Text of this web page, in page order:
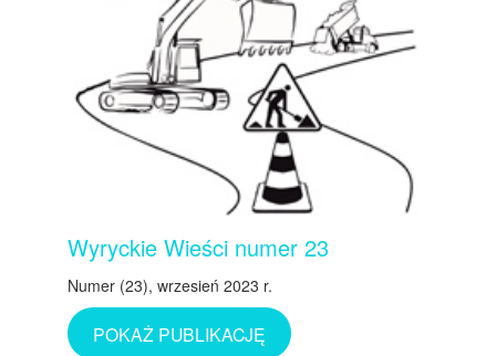
Wyryckie Wieści numer 23
Numer (23), wrzesień 2023 r.
POKAŻ PUBLIKACJĘ